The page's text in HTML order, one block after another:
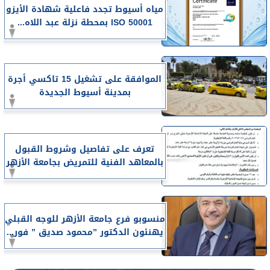
مياه أسيوط تجدد فاعلية شهادة الأيزو
ISO 50001 بمحطة نزلة عبد اللاه...
الموافقة على تشغيل 15 تاكسي أجرة
بمدينة أسيوط الجديدة
تعرف على تفاصيل وشروط القبول
بالمعاهد الفنية للتمريض بجامعة الأزهر
منسوبو فرع جامعة الأزهر للوجه القبلي
يهنئون الدكتور ”محمود صديق ” فور...